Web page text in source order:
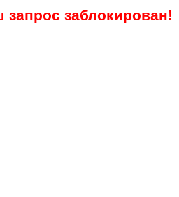
заблокирован!